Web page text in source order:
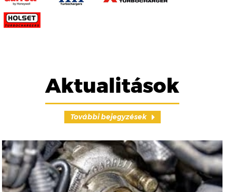
Aktualitások
További bejegyzések